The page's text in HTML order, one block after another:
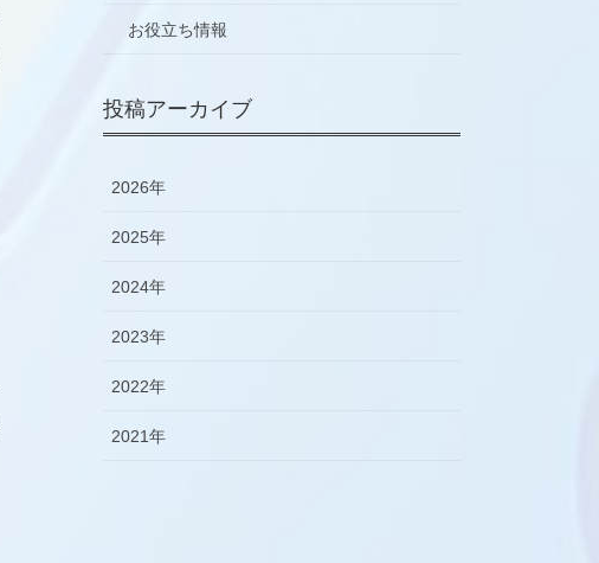
お役立ち情報
投稿アーカイブ
2026年
2025年
2024年
2023年
2022年
2021年